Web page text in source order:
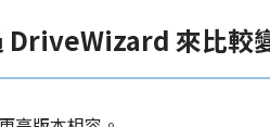
DriveWizard 來比較